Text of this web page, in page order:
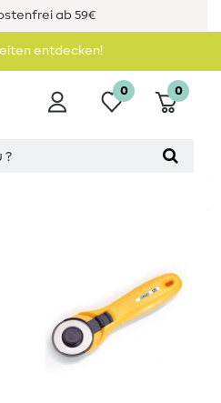
ab 59€
entdecken!
0 0